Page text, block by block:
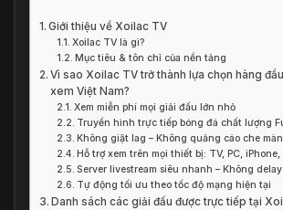
Giới thiệu về Xoilac TV
Xoilac TV là gì?
Mục tiêu & tôn chỉ của nền tảng
Vì sao Xoilac TV trở thành lựa chọn hàng
xem Việt Nam?
Xem miễn phí mọi giải đấu lớn nhỏ
Truyền hình trực tiếp bóng đá chất lượng
Không giật lag – Không quảng cáo che
Hỗ trợ xem trên mọi thiết bị: TV, PC,
Server livestream siêu nhanh – Không delay
Tự động tối ưu theo tốc độ mạng hiện tại
Danh sách các giải đấu được trực tiếp tại